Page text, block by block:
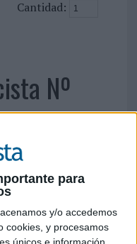
para
y/o accedemos
cookies, y procesamos
únicos e información
Cantidad:
Nº